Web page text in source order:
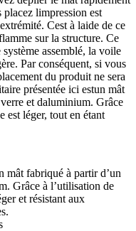
limpression est
Cest à laide de ce
sur la structure. Ce
assemblé, la voile
Par conséquent, si vous
du produit ne sera
présentée ici estun mât
et daluminium. Grâce
est léger, tout en étant
mât fabriqué à partir d’un
Grâce à l’utilisation de
et résistant aux